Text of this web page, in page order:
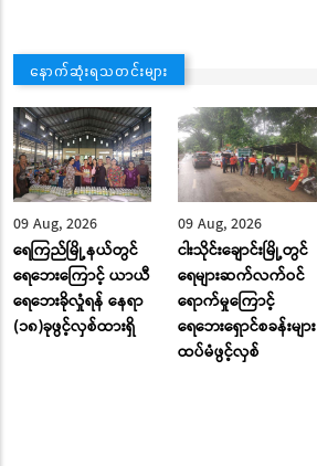
နောက်ဆုံးရသတင်းများ
09 Aug, 2026
ရေကြည်မြို့နယ်တွင်
ရေဘေးကြောင့် ယာယီ
ရေဘေးခိုလှုံရန် နေရာ
(၁၈)ခုဖွင့်လှစ်ထားရှိ
09 Aug, 2026
ငါးသိုင်းချောင်းမြို့တွင်
ရေများဆက်လက်ဝင်
ရောက်မှုကြောင့်
ရေဘေးရှောင်စခန်းများ
ထပ်မံဖွင့်လှစ်